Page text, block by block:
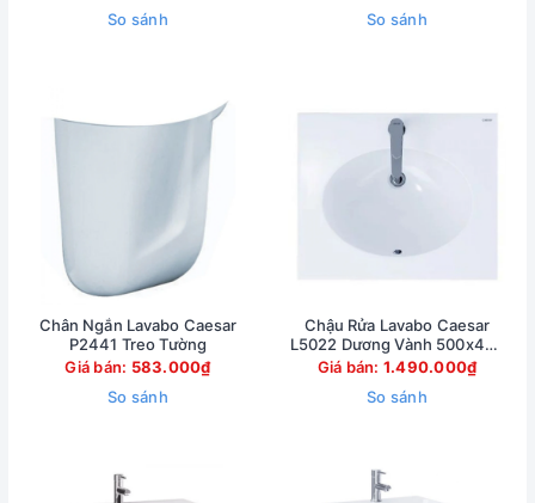
So sánh
So sánh
Chân Ngắn Lavabo Caesar
P2441 Treo Tường
Giá bán: 583.000₫
So sánh
Chậu Rửa Lavabo Caesar
L5022 Dương Vành 500x420
mm
Giá bán: 1.490.000₫
So sánh